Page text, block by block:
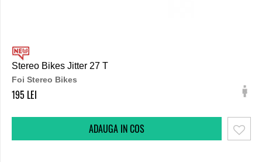
Stereo Bikes Jitter 27 T
Foi Stereo Bikes
195